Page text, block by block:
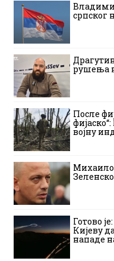
српског
рушења
После
војну
Готово
Кијеву
нападе